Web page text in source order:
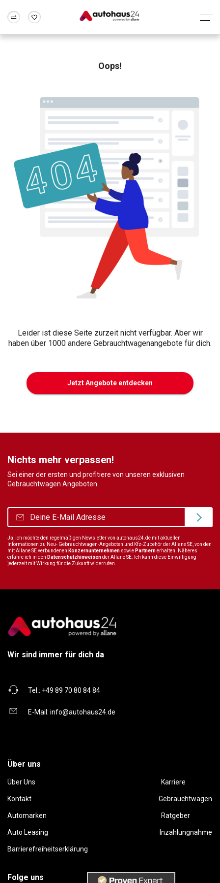
Rund um die Inzahlungnahme
Oops!
Leider ist diese Seite zurzeit nicht verfügbar. Aber wir
haben über 1000 andere Gebrauchtwagenangebote für dich.
Jetzt Angebote entdecken
Nichts mehr verpassen!
Sei einer der ersten und profitiere von unseren exklusiven
Gebrauchtwagen Angeboten.
Ja, ich möchte den regelmäßigen Newsletter von autohaus24.de mit aktuellen
Informationen zu Neu- Gebrauchtwagen-Angeboten und Kfz-Zubehör der Allane SE, von den
mit Allane SE verbundenen Konzernunternehmen sowie Partnernerhalten. Näheres
erfahre ich in den Datenschutzhinweisender Allane SE. Ich kann diese Einwilligung
jederzeit mit Wirkung für die Zukunft widerrufen.
Wir sind immer für dich da
Tel.: +49 89 70 80 84 84
E-Mail: info@autohaus24.de
Über uns
Über Uns Karriere
Kontakt Gebrauchtwagen
Automarken Ratgeber
Auto Leasing Inzahlungnahme
Barrierefreiheitserklärung
Folge uns